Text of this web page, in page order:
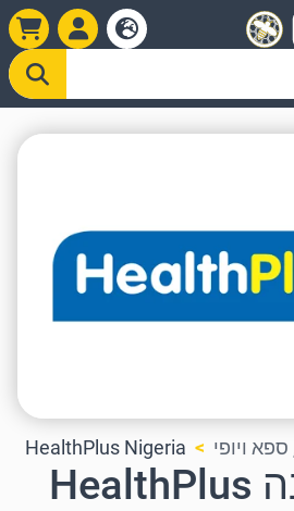
ויופי HealthPlus Nigeria
כרטיס מתנה HealthPlus